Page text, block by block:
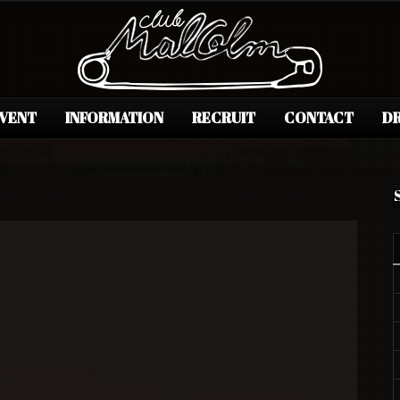
INFORMATION RECRUIT CONTACT